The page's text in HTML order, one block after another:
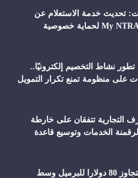
تحديث خدمة الاستعلام عن
الخطوط عبر My NTRA لحماية خصوصية
تطور نشاط التخصيم إلكترونيًا..
على منظومة تمنع تكرار التمويل
التجارية تتفقان على خارطة
الخدمات وتوسيع قاعدة
أسعار النفط تتجاوز 80 دولارا للبرميل وسط